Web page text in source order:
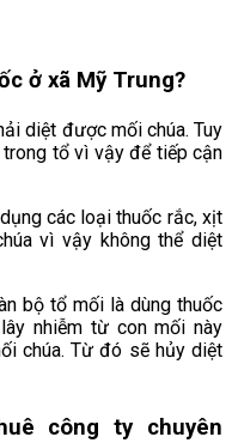
ở xã Mỹ Trung?
diệt được mối chúa. Tuy
tổ vì vậy để tiếp cận
các loại thuốc rắc, xịt
vì vậy không thể diệt
bộ tổ mối là dùng thuốc
nhiễm từ con mối này
chúa. Từ đó sẽ hủy diệt
công ty chuyên